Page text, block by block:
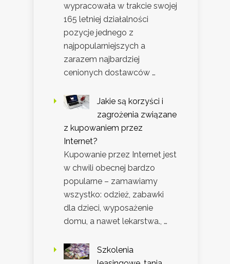
wypracowała w trakcie swojej
165 letniej działalności
pozycje jednego z
najpopularniejszych a
zarazem najbardziej
cenionych dostawców …
Jakie są korzyści i
zagrożenia związane
z kupowaniem przez
Internet?
Kupowanie przez Internet jest
w chwili obecnej bardzo
popularne – zamawiamy
wszystko: odzież, zabawki
dla dzieci, wyposażenie
domu, a nawet lekarstwa., …
Szkolenia